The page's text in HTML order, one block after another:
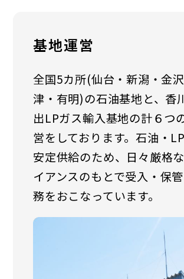
基地運営
全国5カ所(仙台・新潟・金
津・有明)の石油基地と、香
出LPガス輸入基地の計６つ
営をしております。石油・
安定供給のため、日々厳格
イアンスのもとで受入・保
務をおこなっています。